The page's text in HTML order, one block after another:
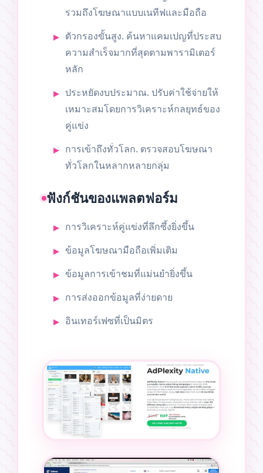
รวมถึงโฆษณาแบบเนทีฟและมือถือ
ตัวกรองขั้นสูง. ค้นหาแคมเปญที่ประสบ
ความสำเร็จมากที่สุดตามพารามิเตอร์
หลัก
ประหยัดงบประมาณ. ปรับค่าใช้จ่ายให้
เหมาะสมโดยการวิเคราะห์กลยุทธ์ของ
คู่แข่ง
การเข้าถึงทั่วโลก. ตรวจสอบโฆษณา
ทั่วโลกในหลากหลายกลุ่ม
ฟังก์ชันของแพลตฟอร์ม
การวิเคราะห์คู่แข่งที่ลึกซึ้งยิ่งขึ้น
ข้อมูลโฆษณามือถือเพิ่มเติม
ข้อมูลการเข้าชมที่แม่นยำยิ่งขึ้น
การส่งออกข้อมูลที่ง่ายดาย
อินเทอร์เฟซที่เป็นมิตร